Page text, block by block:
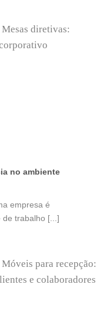
no ambiente
empresa é
trabalho [...]